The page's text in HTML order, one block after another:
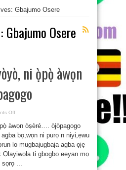
Gbajumo Osere
Gbajumo Osere
ni ọ̀pọ̀ àwọn
Offon
yòyò,
ni
ọ̀pọ̀
àwọn
òṣèré….
òjòpagogo
àwọn òṣèré…. òjòpagogo
bọ,wọn ni purọ n niyi,ẹwu
lo mugbajugbaja agba ọjẹ
Ọlayiwọla ti gbogbo eeyan mọ
sọrọ ...